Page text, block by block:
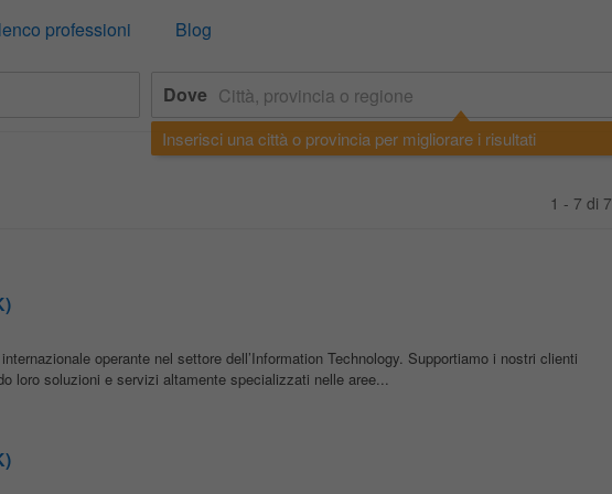
professioni Blog
Dove
Inserisci una città o provincia per migliorare i risultati
1 - 7 di 7
operante nel settore dell’Information Technology. Supportiamo i nostri clienti
loro soluzioni e servizi altamente specializzati nelle aree...